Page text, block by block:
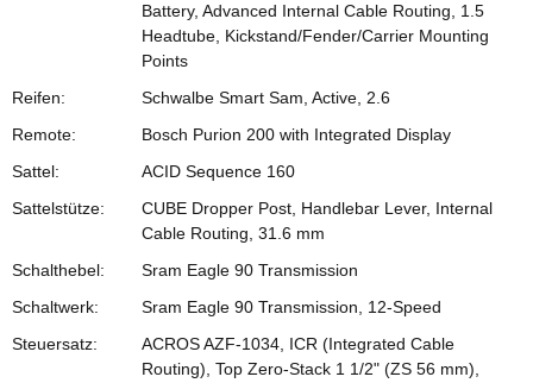
Battery, Advanced Internal Cable Routing, 1.5
Headtube, Kickstand/Fender/Carrier Mounting
Points
Reifen:
Schwalbe Smart Sam, Active, 2.6
Remote:
Bosch Purion 200 with Integrated Display
Sattel:
ACID Sequence 160
Sattelstütze:
CUBE Dropper Post, Handlebar Lever, Internal
Cable Routing, 31.6 mm
Schalthebel:
Sram Eagle 90 Transmission
Schaltwerk:
Sram Eagle 90 Transmission, 12-Speed
Steuersatz:
ACROS AZF-1034, ICR (Integrated Cable
Routing), Top Zero-Stack 1 1/2" (ZS 56 mm),